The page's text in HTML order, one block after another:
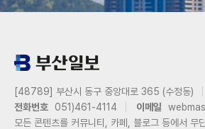
[48789] 부산시 동구 중앙대로 365 (수정동)
전화번호
051)461-4114 이메일
모든 콘텐츠를 커뮤니티, 카페, 블로그 등에서 무